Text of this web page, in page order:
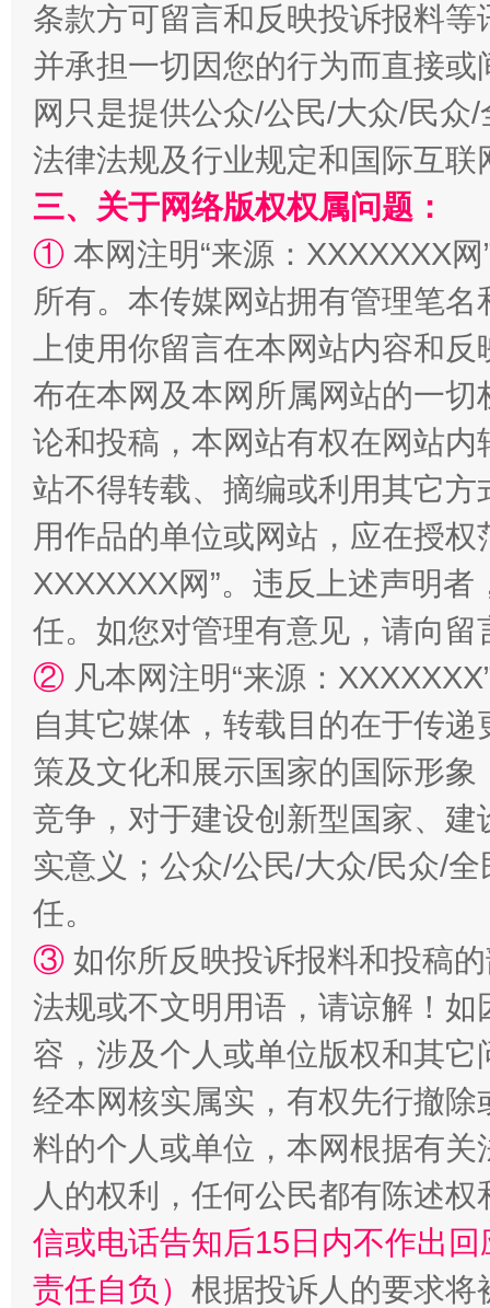
阿坝州三大球赛在茂县开幕
扯下公款旅游的“隐身衣” 如何以
“蜀中异人”王建安的艺术幻境
条款方可留言和反映投诉报料
并承担一切因您的行为而直接
网只是提供公众/公民/大众/民
法律法规及行业规定和国际互
三、关于网络版权权属问题：
① 本网注明“来源：XXXXXXX
所有。本传媒网站拥有管理笔
上使用你留言在本网站内容和
布在本网及本网所属网站的一
论和投稿，本网站有权在网站
站不得转载、摘编或利用其它
用作品的单位或网站，应在授
XXXXXXX网”。违反上述声明
任。如您对管理有意见，请向
② 凡本网注明“来源：
自其它媒体，转载目的在于传
策及文化和展示国家的国际形
竞争，对于建设创新型国家、
实意义；公众/公民/大众/民众/
任。
③ 如你所反映投诉报料和投稿
法规或不文明用语，请谅解！
容，涉及个人或单位版权和其它
经本网核实属实，有权先行撤
料的个人或单位，本网根据有
人的权利，任何公民都有陈述
信或电话告知后15日内不作出
责任自负） 根据投诉人的要求将